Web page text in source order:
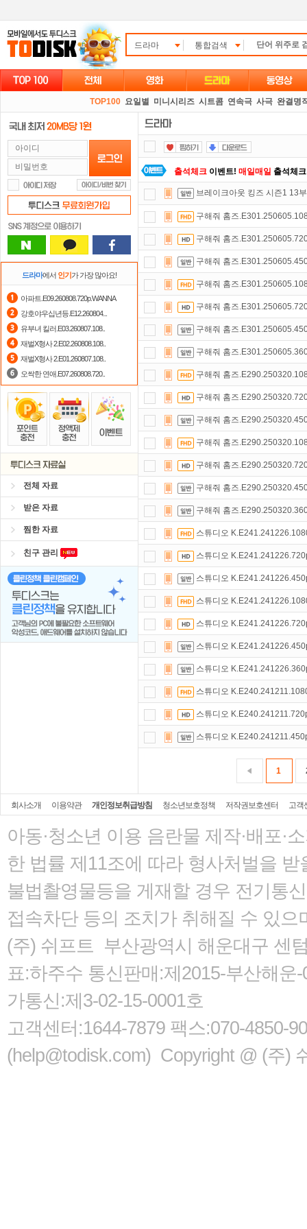
드라마 통합검색
TOP100 요일별 미니시리즈 시트콤 연속극 사극 완결명
드라마에서 인기가 가장 많아요!
아파트.E09.260808.720p.WANNA
강호야우십년등.E12.260804...
유부녀 킬러.E03.260807.108..
재벌X형사 2.E02.260808.108..
재벌X형사 2.E01.260807.108..
오싹한 연애.E07.260808.720..
전체 자료
받은 자료
찜한 자료
친구 관리
출석체크 이벤트! 매일매일 출석체
포인트할인쿠폰 사용방법안내
스마트TV로 투디스크영화,드라마,
숨어있는 카드 마일리지 조회하고
요즘 뭐가 재밌지?고민되면 눌러봐!
자녀보호기능으로 가족과 함께 투디
정액제할인쿠폰 사용방법안내
브레이크아웃 킹즈 시즌1 13
구해줘 홈즈
구해줘 홈즈
구해줘 홈즈
구해줘 홈즈
구해줘 홈즈
구해줘 홈즈
구해줘 홈즈
구해줘 홈즈
구해줘 홈즈
구해줘 홈즈
구해줘 홈즈
구해줘 홈즈
구해줘 홈즈
구해줘 홈즈
스튜디오
스튜디오
스튜디오
스튜디오
스튜디오
스튜디오
스튜디오
스튜디오
스튜디오
스튜디오
1
회사소개 이용약관 개인정보취급방침 청소년보호정책 저작권보호센터 고객
아동·청소년 이용 음란물 제작·배포·
한 법률 제11조에 따라 형사처벌을 받
불법촬영물등을 게재할 경우 전기통
접속차단 등의 조치가 취해질 수 있으
(주) 쉬프트 부산광역시 해운대구 센
표:하주수 통신판매:제2015-부산해
가통신:제3-02-15-0001호
고객센터:1644-7879 팩스:070-4850-
(help@todisk.com) Copyright @ (주)